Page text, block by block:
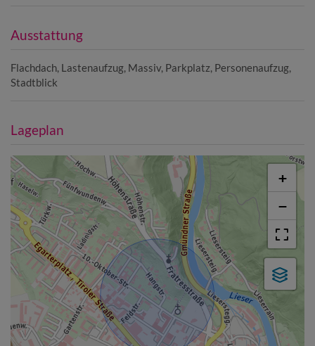
Ausstattung
Flachdach Lastenaufzug Massiv Parkplatz Personenaufzug
Stadtblick
Lageplan
+
−